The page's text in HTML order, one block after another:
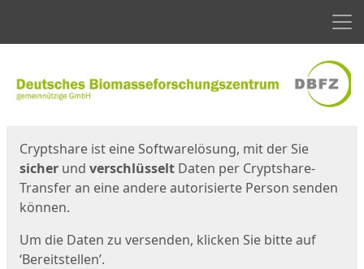
Cryptshare ist eine Softwarelösung, mit der Sie
sicher und verschlüsselt Daten per Cryptshare-
Transfer an eine andere autorisierte Person senden
können.
Um die Daten zu versenden, klicken Sie bitte auf
‘Bereitstellen’.